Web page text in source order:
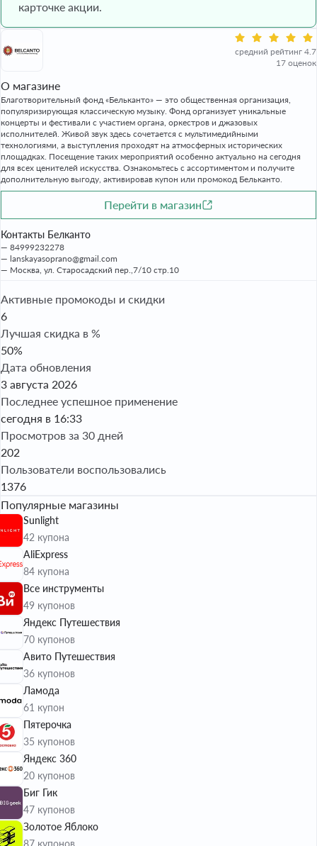
карточке акции.
средний рейтинг 4.7
17 оценок
О магазине
Благотворительный фонд «Бельканто» — это общественная организация,
популяризирующая классическую музыку. Фонд организует уникальные
концерты и фестивали с участием органа, оркестров и джазовых
исполнителей. Живой звук здесь сочетается с мультимедийными
технологиями, а выступления проходят на атмосферных исторических
площадках. Посещение таких мероприятий особенно актуально на сегодня
для всех ценителей искусства. Ознакомьтесь с ассортиментом и получите
дополнительную выгоду, активировав купон или промокод Бельканто.
Перейти в магазин
Контакты Белканто
84999232278
lanskayasoprano@gmail.com
Москва, ул. Старосадский пер.,7/10 стр.10
Активные промокоды и скидки
6
Лучшая скидка в %
50%
Дата обновления
3 августа 2026
Последнее успешное применение
сегодня в 16:33
Просмотров за 30 дней
202
Пользователи воспользовались
1376
Популярные магазины
Sunlight
42 купона
AliExpress
84 купона
Все инструменты
49 купонов
Яндекс Путешествия
70 купонов
Авито Путешествия
36 купонов
Ламода
61 купон
Пятерочка
35 купонов
Яндекс 360
20 купонов
Биг Гик
47 купонов
Золотое Яблоко
87 купонов